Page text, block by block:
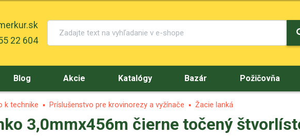
22 604
Blog Akcie Katalógy Bazár Požičovňa
k technike Príslušenstvo pre krovinorezy a vyžínače Žacie lanká
3,0mmx456m čierne točený